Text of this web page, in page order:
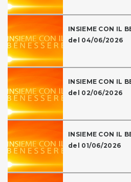
INSIEME CON IL
del 04/06/2026
INSIEME CON IL
del 02/06/2026
INSIEME CON IL
del 01/06/2026